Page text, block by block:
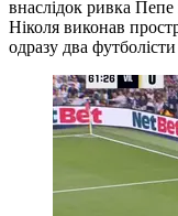
внаслідок ривка
Ніколя виконав
одразу два